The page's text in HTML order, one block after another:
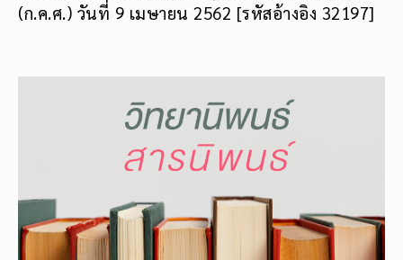
(ก.ค.ศ.) วันที่ 9 เมษายน 2562 [รหัสอ้างอิง 32197]